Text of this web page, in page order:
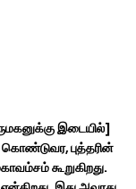
இடையில்]
புத்தரின்
கூறுகிறது.